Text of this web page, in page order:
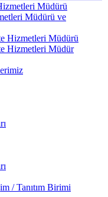
Müdürü
Müdürü ve
Hizmetleri Müdürü
Hizmetleri Müdür
/ Tanıtım Birimi